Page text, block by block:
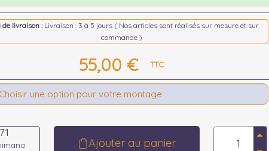
de livraison : Livraison : 3 à 5 jours ( Nos articles sont réalisés sur mesure et sur
commande )
55,00 € TTC
Choisir une option pour votre montage
Ajouter au panier